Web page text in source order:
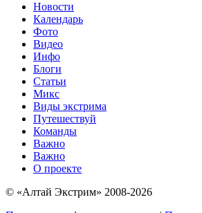
Новости
Календарь
Фото
Видео
Инфо
Блоги
Статьи
Микс
Виды экстрима
Путешествуй
Команды
Важно
Важно
О проекте
© «Алтай Экстрим» 2008-2026